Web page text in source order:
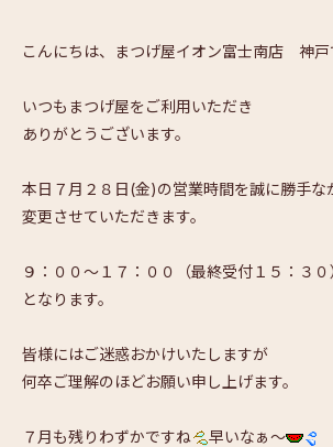
こんにちは、まつげ屋イオン富士南店 神戸
いつもまつげ屋をご利用いただき
ありがとうございます。
本日７月２８日(金)の営業時間を誠に勝手な
変更させていただきます。
９：００～１７：００（最終受付１５：３０
となります。
皆様にはご迷惑おかけいたしますが
何卒ご理解のほどお願い申し上げます。
７月も残りわずかですね 早いなぁ～